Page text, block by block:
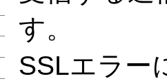
す。
SSLエラー